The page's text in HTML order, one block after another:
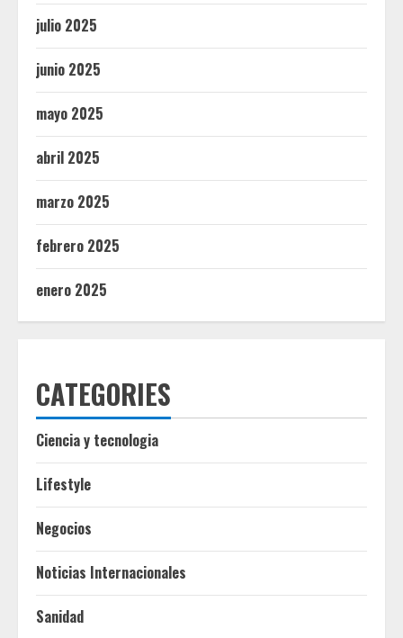
julio 2025
junio 2025
mayo 2025
abril 2025
marzo 2025
febrero 2025
enero 2025
CATEGORIES
Ciencia y tecnologia
Lifestyle
Negocios
Noticias Internacionales
Sanidad